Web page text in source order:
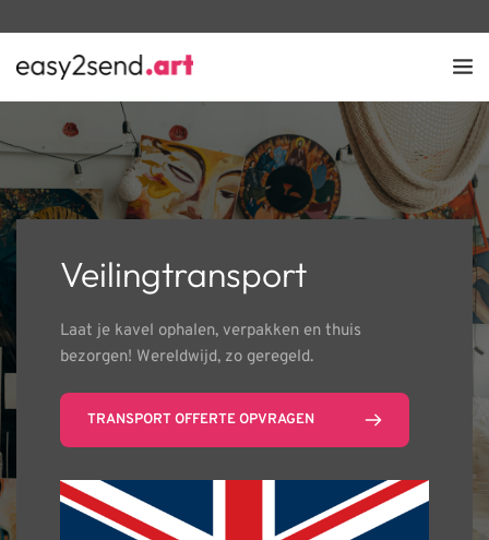
Veilingtransport
Laat je kavel ophalen, verpakken en thuis
bezorgen! Wereldwijd, zo geregeld.
TRANSPORT OFFERTE OPVRAGEN